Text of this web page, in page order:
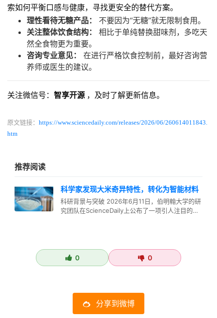
索如何平衡口感与健康，寻找更安全的替代方案。
理性看待无糖产品：
不要因为“无糖”就无限制食用。
关注整体饮食结构：
相比于单纯替换甜味剂，多吃天
然全食物更为重要。
咨询专业意见：
在进行严格饮食控制前，最好咨询营
养师或医生的建议。
关注微信号： 智享开源 ，及时了解更新信息。
原文链接： https://www.sciencedaily.com/releases/2026/06/260614011843.
htm
推荐阅读
科学家发现大米奇异特性，转化为智能材料
科研背景与突破 2026年6月11日，伯明翰大学的研
究团队在ScienceDaily上公布了一项引人注目的科
0 0
分享到微博